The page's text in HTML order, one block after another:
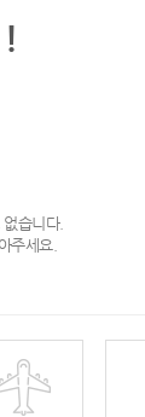
습니다.
주세요.